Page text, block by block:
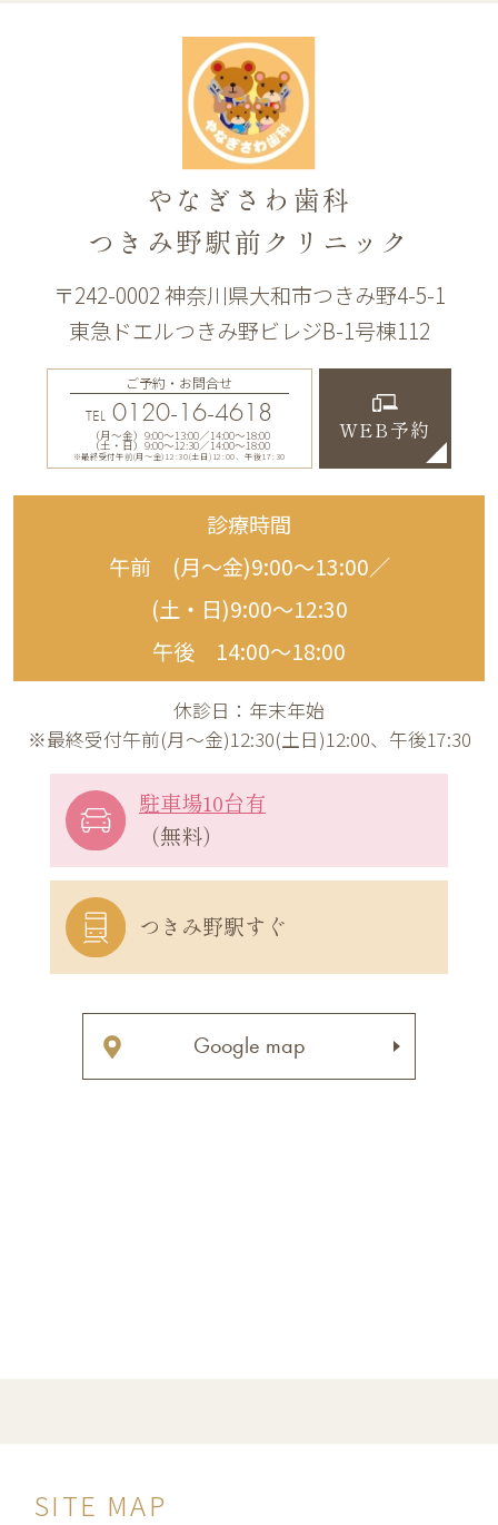
やなぎさわ歯科
つきみ野駅前クリニック
〒242-0002 神奈川県大和市つきみ野4-5-1
東急ドエルつきみ野ビレジB-1号棟112
ご予約・お問合せ
TEL 0120-16-4618
（月〜金）9:00〜13:00／14:00〜18:00
（土・日）9:00〜12:30／14:00〜18:00
※最終受付午前(月～金)12:30(土日)12:00、午後17:30
WEB予約
診療時間
午前 (月〜金)9:00〜13:00／
(土・日)9:00〜12:30
午後 14:00〜18:00
休診日：年末年始
※最終受付午前(月～金)12:30(土日)12:00、午後17:30
駐車場10台有
（無料）
つきみ野駅すぐ
Google map
SITE MAP